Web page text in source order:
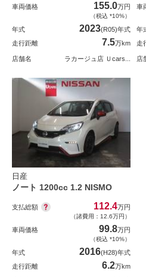
車両価格 155.0万円
（税込 *10%）
年式 2023(R05)年式
走行距離
7.5万km
店舗名 ラカージュ店 Ｕcars...
車
年
走
店
日産
ノート 1200cc 1.2 NISMO
支払総額 112.4万円
（諸費用：12.6万円）
車両価格 99.8万円
（税込 *10%）
年式 2016(H28)年式
走行距離
6.2万km